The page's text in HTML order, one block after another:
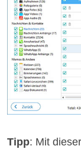
Tipp: Mit